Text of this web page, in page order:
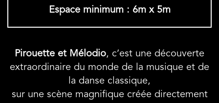
Espace minimum : 6m x 5m
Pirouette et Mélodio, c’est une découverte
extraordinaire du monde de la musique et de
la danse classique,
sur une scène magnifique créée directement